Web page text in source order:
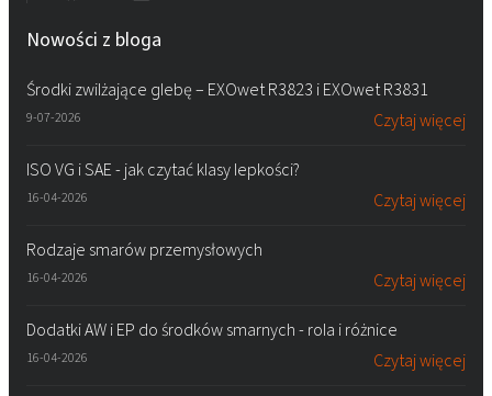
Nowości z bloga
Środki zwilżające glebę – EXOwet R3823 i EXOwet R3831
9-07-2026 Czytaj więcej
ISO VG i SAE - jak czytać klasy lepkości?
16-04-2026 Czytaj więcej
Rodzaje smarów przemysłowych
16-04-2026 Czytaj więcej
Dodatki AW i EP do środków smarnych - rola i różnice
16-04-2026 Czytaj więcej